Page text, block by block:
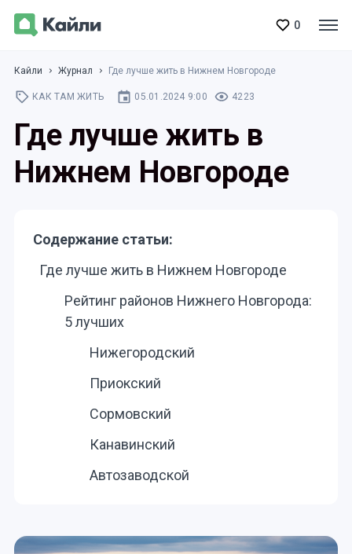
0
Кайли Журнал Где лучше жить в Нижнем Новгороде
КАК ТАМ ЖИТЬ 05.01.2024 9:00 4223
Где лучше жить в
Нижнем Новгороде
Содержание статьи:
Где лучше жить в Нижнем Новгороде
Рейтинг районов Нижнего Новгорода:
5 лучших
Нижегородский
Приокский
Сормовский
Канавинский
Автозаводской